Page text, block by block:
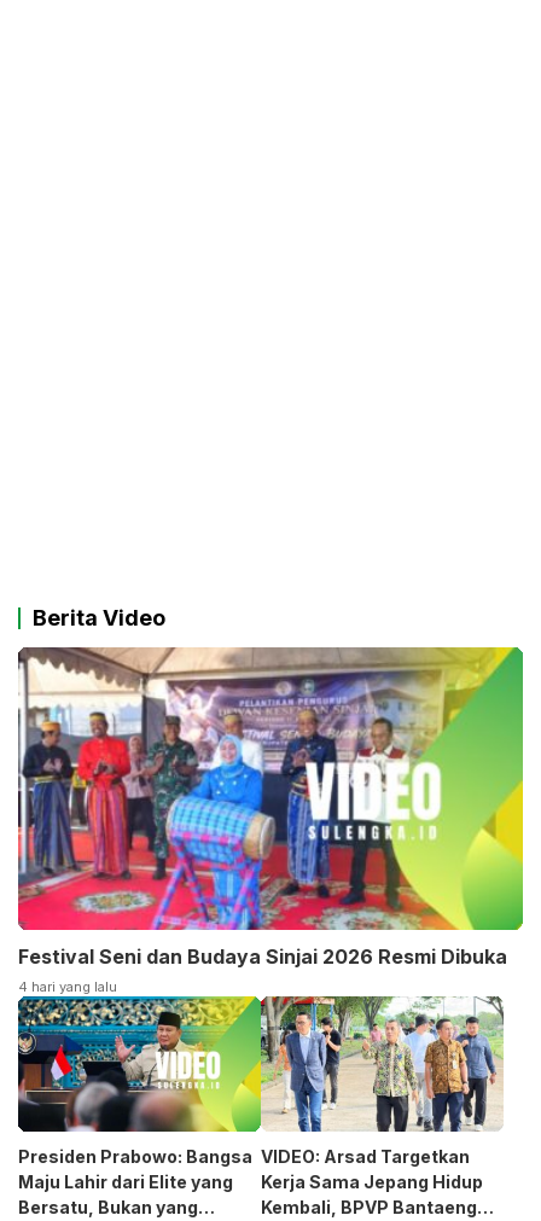
Berita Video
Festival Seni dan Budaya Sinjai 2026 Resmi Dibuka
4 hari yang lalu
Presiden Prabowo: Bangsa
Maju Lahir dari Elite yang
Bersatu, Bukan yang
VIDEO: Arsad Targetkan
Kerja Sama Jepang Hidup
Kembali, BPVP Bantaeng